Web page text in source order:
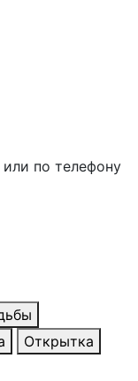
по телефону
Открытка